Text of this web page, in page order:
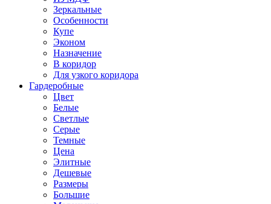
Зеркальные
Особенности
Купе
Эконом
Назначение
В коридор
Для узкого коридора
Гардеробные
Цвет
Белые
Светлые
Серые
Темные
Цена
Элитные
Дешевые
Размеры
Большие